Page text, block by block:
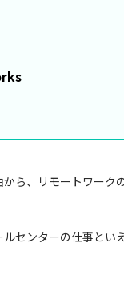
ら、リモートワー
センターの仕事と